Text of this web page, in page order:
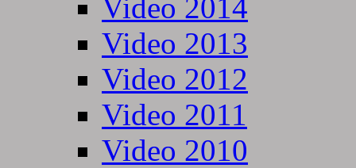
Video 2014
Video 2013
Video 2012
Video 2011
Video 2010